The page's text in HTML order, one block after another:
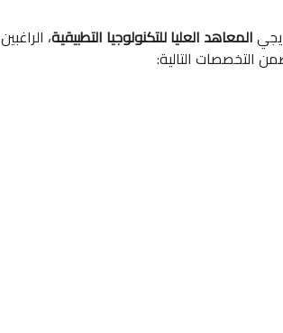
المعاهد العليا للتكنولوجيا التطبيقية، الراغبين
التخصصات التالية: